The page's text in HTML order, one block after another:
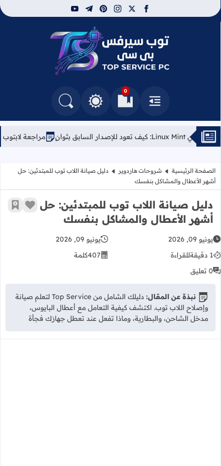
facebook
x
instagram
pinterest
telegram
youtube
توب سيرفس
القائمة
0
العلامات المرجعيةالتغيير بين الوضع النهاري والداكن
البحث في المدونة
مراجعة لابتوب Kubuntu Focus Air (الجيل الأول): الخيار الأمثل لعشاق لينكس
الصفحة الرئيسية شروحات هاردوير
دليل صيانة اللاب توب للمبتدئين: حل
أشهر الأعطال والمشاكل بنفسك
دليل صيانة اللاب توب للمبتدئين: حل
أشهر الأعطال والمشاكل بنفسك
زر أضف
يونيو 09, 2026
يونيو 09, 2026
1 دقيقة
للقراءة 407كلمة
0 تعليق
نبذة عن المقال:
دليلك الشامل من Top Service لتعلم صيانة
وإصلاح اللاب توب. اكتشف كيفية التعامل مع أعطال البايوس،
مدخل الشاحن، والبطارية، وماذا تفعل عند تعطل جهازك فجأة